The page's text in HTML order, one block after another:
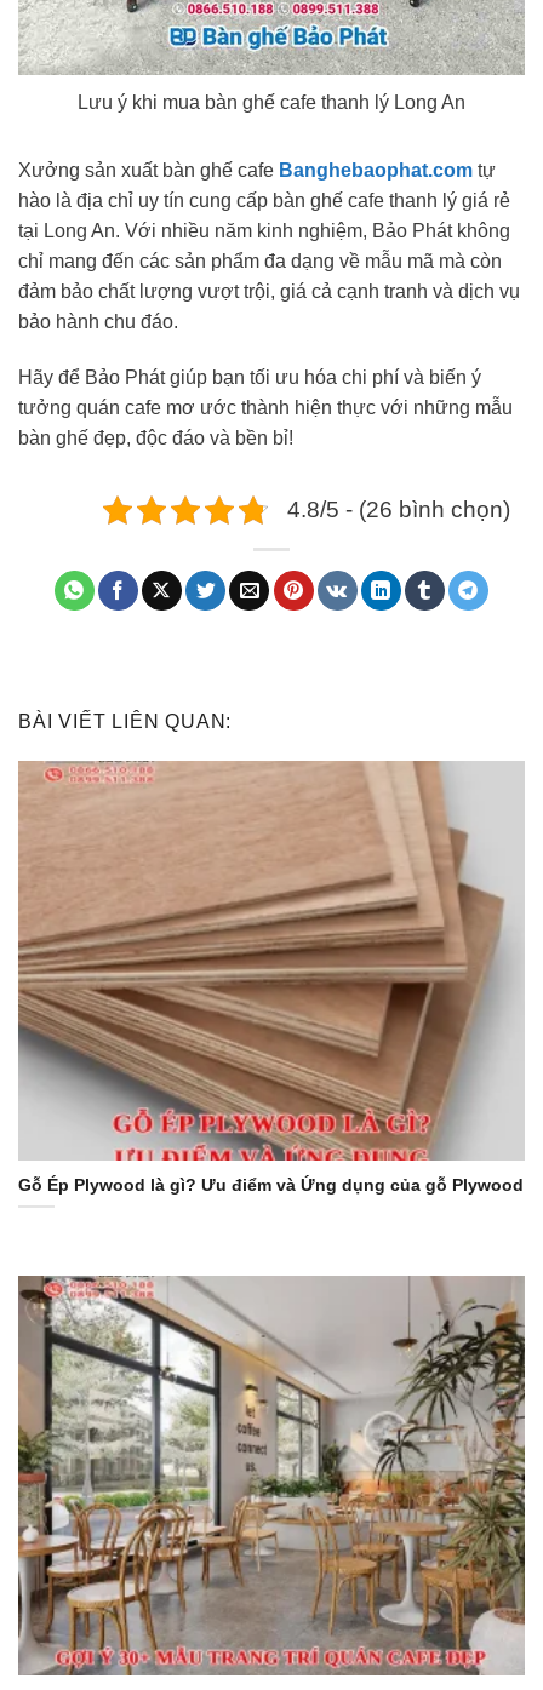
Lưu ý khi mua bàn ghế cafe thanh lý Long An
Xưởng sản xuất bàn ghế cafe Banghebaophat.com tự
hào là địa chỉ uy tín cung cấp bàn ghế cafe thanh lý giá rẻ
tại Long An. Với nhiều năm kinh nghiệm, Bảo Phát không
chỉ mang đến các sản phẩm đa dạng về mẫu mã mà còn
đảm bảo chất lượng vượt trội, giá cả cạnh tranh và dịch vụ
bảo hành chu đáo.
Hãy để Bảo Phát giúp bạn tối ưu hóa chi phí và biến ý
tưởng quán cafe mơ ước thành hiện thực với những mẫu
bàn ghế đẹp, độc đáo và bền bỉ!
4.8/5 - (26 bình chọn)
BÀI VIẾT LIÊN QUAN:
Gỗ Ép Plywood là gì? Ưu điểm và Ứng dụng của gỗ Plywood